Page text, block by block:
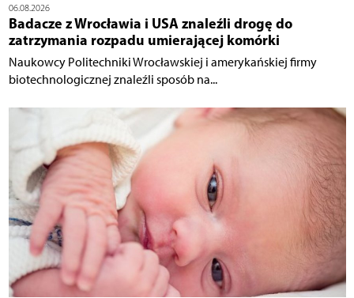
06.08.2026
Badacze z Wrocławia i USA znaleźli drogę do
zatrzymania rozpadu umierającej komórki
Naukowcy Politechniki Wrocławskiej i amerykańskiej firmy
biotechnologicznej znaleźli sposób na...